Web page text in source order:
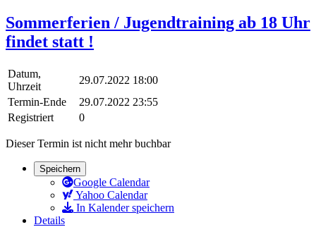
Sommerferien / Jugendtraining ab 18 Uhr
findet statt !
Datum,
Uhrzeit
29.07.2022 18:00
Termin-Ende
29.07.2022 23:55
Registriert
0
Dieser Termin ist nicht mehr buchbar
Speichern
Google Calendar
Yahoo Calendar
In Kalender speichern
Details